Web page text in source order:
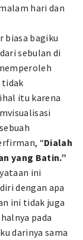
hari dan
biasa bagiku
sebulan di
tidak
itu karena
“Dialah
yang Batin.”
ini
dengan apa
ini tidak juga
pada
darinya sama